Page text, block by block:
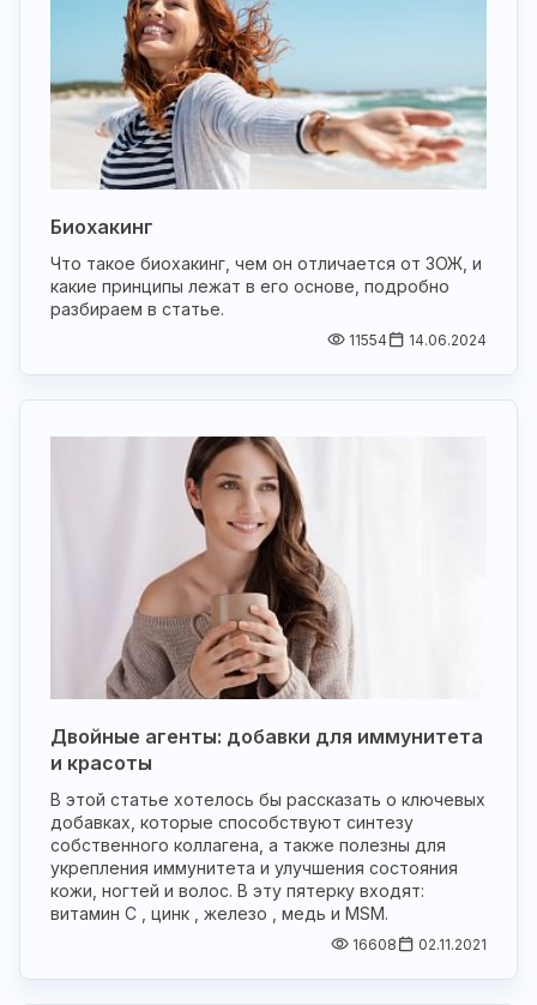
Биохакинг
Что такое биохакинг, чем он отличается от ЗОЖ, и
какие принципы лежат в его основе, подробно
разбираем в статье.
11554 14.06.2024
Двойные агенты: добавки для иммунитета
и красоты
В этой статье хотелось бы рассказать о ключевых
добавках, которые способствуют синтезу
собственного коллагена, а также полезны для
укрепления иммунитета и улучшения состояния
кожи, ногтей и волос. В эту пятерку входят:
витамин С , цинк , железо , медь и MSM.
16608 02.11.2021